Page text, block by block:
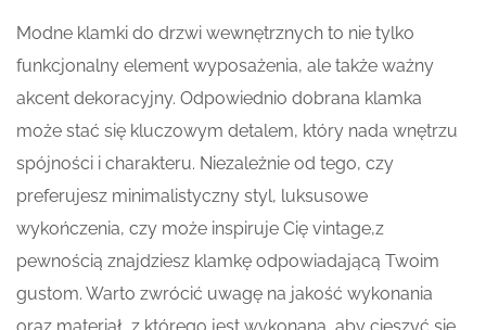
Modne klamki do drzwi wewnętrznych to nie tylko
funkcjonalny element wyposażenia, ale także ważny
akcent dekoracyjny. Odpowiednio dobrana klamka
może stać się kluczowym detalem, który nada wnętrzu
spójności i charakteru. Niezależnie od tego, czy
preferujesz minimalistyczny styl, luksusowe
wykończenia, czy może inspiruje Cię vintage,z
pewnością znajdziesz klamkę odpowiadającą Twoim
gustom. Warto zwrócić uwagę na jakość wykonania
oraz materiał, z którego jest wykonana, aby cieszyć się